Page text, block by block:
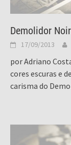
Demolidor
17/09/2013
por Adriano
cores escuras e
carisma do